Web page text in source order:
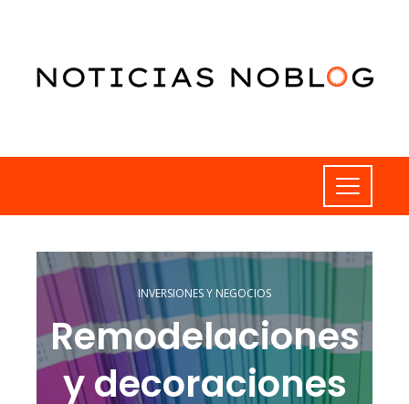
INVERSIONES Y NEGOCIOS
Remodelaciones
y decoraciones